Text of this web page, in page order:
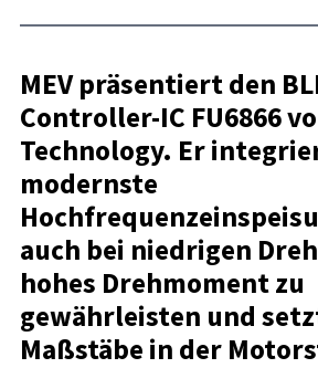
MEV präsentiert den
Controller-IC FU6866
Technology. Er
modernste
auch bei niedrigen
hohes Drehmoment zu
gewährleisten und
Maßstäbe in der